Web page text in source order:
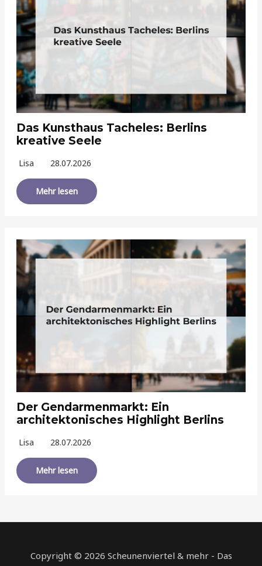
Das Kunsthaus Tacheles: Berlins
kreative Seele
Lisa 28.07.2026
Mehr lesen
Der Gendarmenmarkt: Ein
architektonisches Highlight Berlins
Lisa 28.07.2026
Mehr lesen
Copyright © 2026 Scheunenviertel & mehr - Das